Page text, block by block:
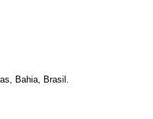
Bahia, Brasil.